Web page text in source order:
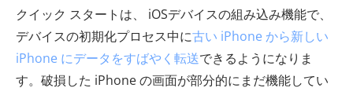
クイック スタートは、 iOSデバイスの組み込み機能で、
デバイスの初期化プロセス中に古い iPhone から新しい
iPhone にデータをすばやく転送できるようになりま
す。破損した iPhone の画面が部分的にまだ機能してい